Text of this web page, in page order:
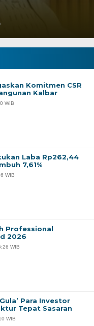
Komitmen CSR
Kalbar
WIB
Laba Rp262,44
7,61%
WIB
Professional
2026
WIB
Para Investor
Tepat Sasaran
WIB